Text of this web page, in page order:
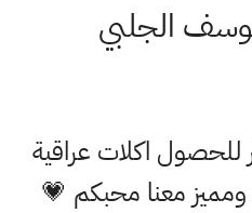
الجلبي
للحصول اكلات عراقية
معنا محبكم 💗